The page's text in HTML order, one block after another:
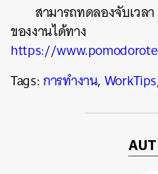
สามารถทดลองจับเว
ของงานได้ทาง
https://
Tags:การทำงาน,WorkTips